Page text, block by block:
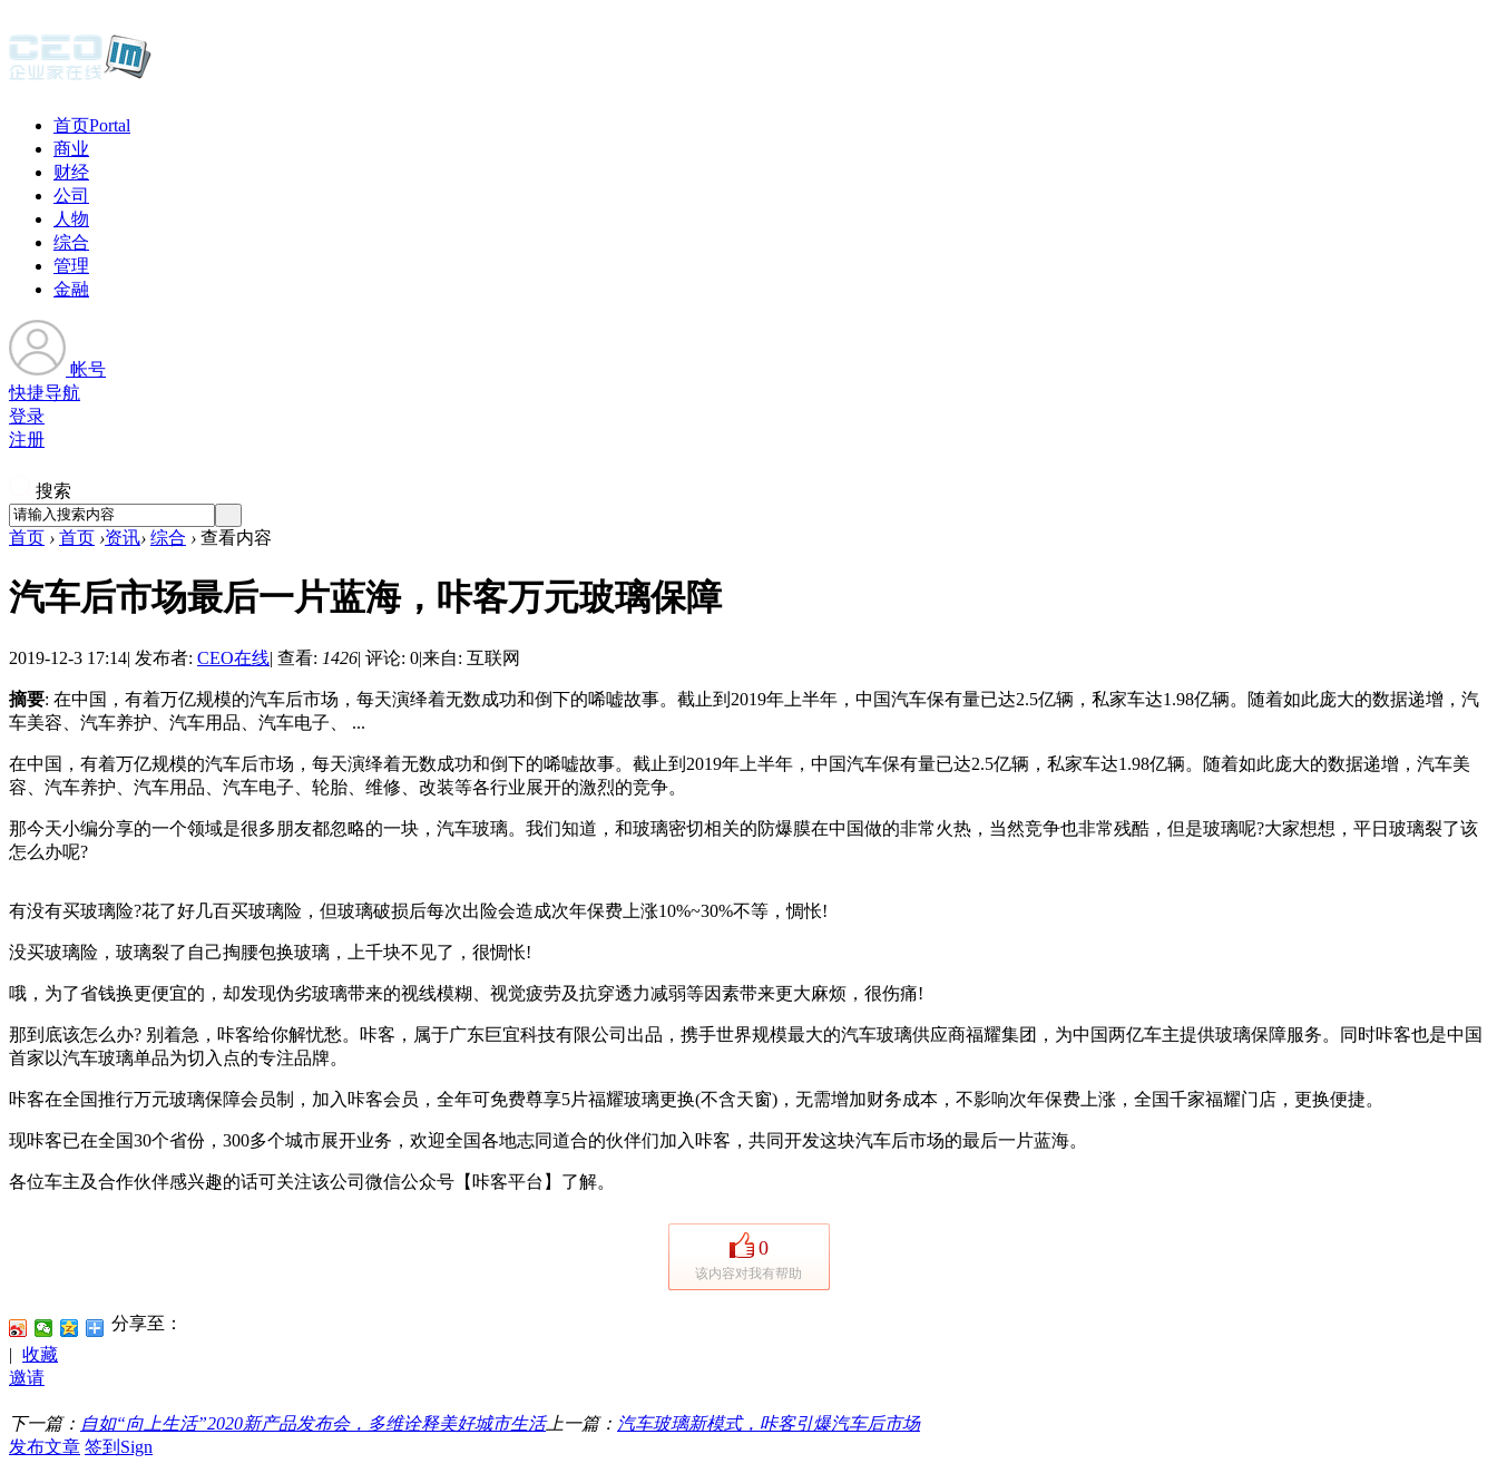
首页Portal
商业
财经
公司
人物
综合
管理
金融
帐号
快捷导航
登录
注册
搜索
首页 › 首页 ›资讯› 综合 › 查看内容
汽车后市场最后一片蓝海，咔客万元玻璃保障
2019-12-3 17:14| 发布者: CEO在线| 查看: 1426| 评论: 0|来自: 互联网
摘要: 在中国，有着万亿规模的汽车后市场，每天演绎着无数成功和倒下的唏嘘故事。截止到2019年上半年，中国汽车保有量已达2.5亿辆，私家车达1.98亿辆。随着如此庞大的数据递增，汽
车美容、汽车养护、汽车用品、汽车电子、 ...
在中国，有着万亿规模的汽车后市场，每天演绎着无数成功和倒下的唏嘘故事。截止到2019年上半年，中国汽车保有量已达2.5亿辆，私家车达1.98亿辆。随着如此庞大的数据递增，汽车美
容、汽车养护、汽车用品、汽车电子、轮胎、维修、改装等各行业展开的激烈的竞争。
那今天小编分享的一个领域是很多朋友都忽略的一块，汽车玻璃。我们知道，和玻璃密切相关的防爆膜在中国做的非常火热，当然竞争也非常残酷，但是玻璃呢?大家想想，平日玻璃裂了该
怎么办呢?
有没有买玻璃险?花了好几百买玻璃险，但玻璃破损后每次出险会造成次年保费上涨10%~30%不等，惆怅!
没买玻璃险，玻璃裂了自己掏腰包换玻璃，上千块不见了，很惆怅!
哦，为了省钱换更便宜的，却发现伪劣玻璃带来的视线模糊、视觉疲劳及抗穿透力减弱等因素带来更大麻烦，很伤痛!
那到底该怎么办? 别着急，咔客给你解忧愁。咔客，属于广东巨宜科技有限公司出品，携手世界规模最大的汽车玻璃供应商福耀集团，为中国两亿车主提供玻璃保障服务。同时咔客也是中国
首家以汽车玻璃单品为切入点的专注品牌。
咔客在全国推行万元玻璃保障会员制，加入咔客会员，全年可免费尊享5片福耀玻璃更换(不含天窗)，无需增加财务成本，不影响次年保费上涨，全国千家福耀门店，更换便捷。
现咔客已在全国30个省份，300多个城市展开业务，欢迎全国各地志同道合的伙伴们加入咔客，共同开发这块汽车后市场的最后一片蓝海。
各位车主及合作伙伴感兴趣的话可关注该公司微信公众号【咔客平台】了解。
0
该内容对我有帮助
分享至：
| 收藏
邀请
下一篇： 自如“向上生活”2020新产品发布会，多维诠释美好城市生活上一篇： 汽车玻璃新模式，咔客引爆汽车后市场
发布文章 签到Sign